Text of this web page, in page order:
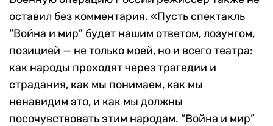
оставил без комментария. «Пусть спектакль
“Война и мир” будет нашим ответом, лозунгом,
позицией — не только моей, но и всего театра:
как народы проходят через трагедии и
страдания, как мы понимаем, как мы
ненавидим это, и как мы должны
посочувствовать этим народам. “Война и мир”